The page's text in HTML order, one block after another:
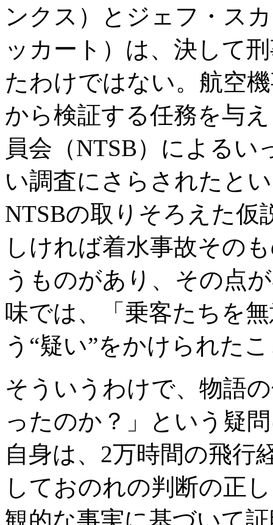
ンクス）とジェフ・ス
ッカート）は、決して
たわけではない。航空
から検証する任務を与
員会（NTSB）による
い調査にさらされたと
NTSBの取りそろえた仮
しければ着水事故その
うものがあり、その点
味では、「乗客たちを
う“疑い”をかけられた
そういうわけで、物語
ったのか？」という疑
自身は、2万時間の飛行
しておのれの判断の正